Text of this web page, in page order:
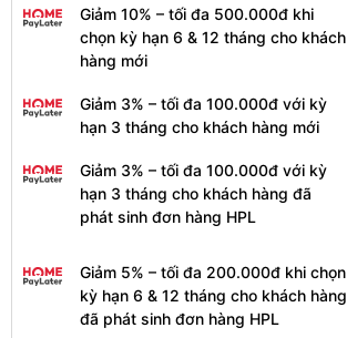
Giảm 10% – tối đa 500.000đ khi
chọn kỳ hạn 6 & 12 tháng cho khách
hàng mới
Giảm 3% – tối đa 100.000đ với kỳ
hạn 3 tháng cho khách hàng mới
Giảm 3% – tối đa 100.000đ với kỳ
hạn 3 tháng cho khách hàng đã
phát sinh đơn hàng HPL
Giảm 5% – tối đa 200.000đ khi chọn
kỳ hạn 6 & 12 tháng cho khách hàng
đã phát sinh đơn hàng HPL